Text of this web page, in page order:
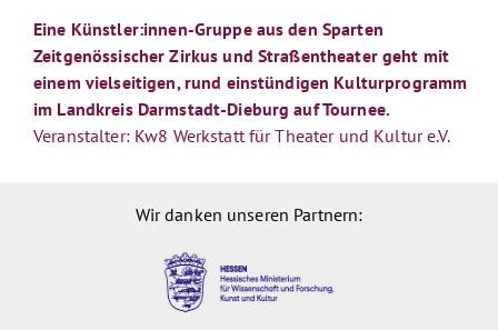
Eine Künstler:innen-Gruppe aus den Sparten
Zeitgenössischer Zirkus und Straßentheater geht mit
einem vielseitigen, rund einstündigen Kulturprogramm
im Landkreis Darmstadt-Dieburg auf Tournee.
Veranstalter: Kw8 Werkstatt für Theater und Kultur e.V.
Wir danken unseren Partnern: